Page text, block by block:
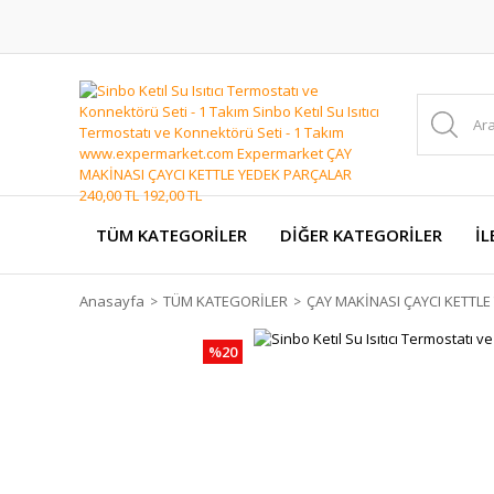
TÜM KATEGORİLER DİĞER KATEGORİLER
Anasayfa TÜM KATEGORİLER ÇAY MAKİNASI ÇAYCI
%20